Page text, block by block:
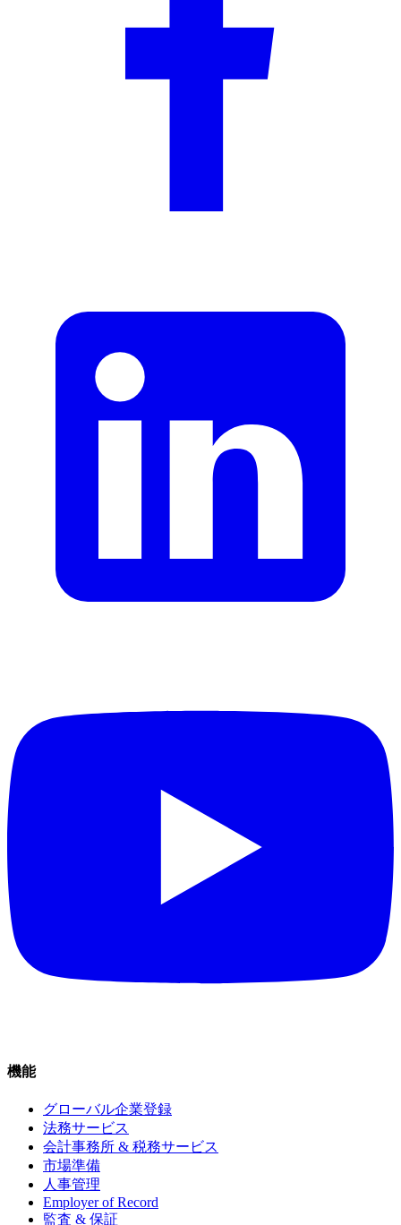
機能
グローバル企業登録
法務サービス
会計事務所 & 税務サービス
市場準備
人事管理
Employer of Record
監査 & 保証